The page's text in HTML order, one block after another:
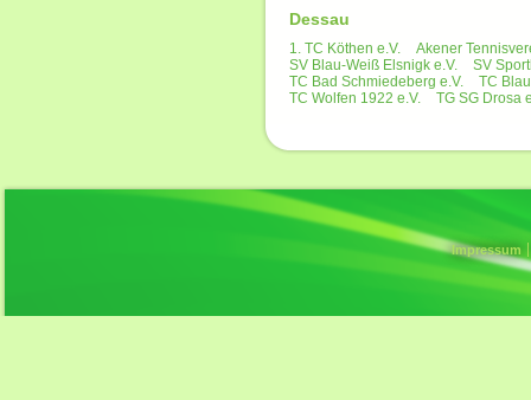
Dessau
1. TC Köthen e.V.
Akener
SV Blau-Weiß Elsnigk e.V.
SV
TC Bad Schmiedeberg e.V.
TC
TC Wolfen 1922 e.V.
TG SG Drosa
Impressum